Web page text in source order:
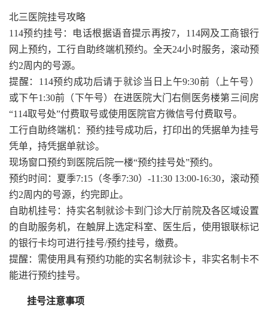
北三医院挂号攻略
114预约挂号：电话根据语音提示再按7，114网及工商银行
网上预约，工行自助终端机预约。全天24小时服务，滚动预
约2周内的号源。
提醒：114预约成功后请于就诊当日上午9:30前（上午号）
或下午1:30前（下午号）在进医院大门右侧医务楼第三间房
“114取号处”付费取号或使用医院官方微信号付费取号。
工行自助终端机：预约挂号成功后，打印出的凭据单为挂号
凭单，持凭据单就诊。
现场窗口预约到医院后院一楼“预约挂号处”预约。
预约时间：夏季7:15（冬季7:30）-11:30 13:00-16:30，滚动预
约2周内的号源，约完即止。
自助机挂号：持实名制就诊卡到门诊大厅前院及各区域设置
的自助服务机，在触屏上选定科室、医生后，使用银联标记
的银行卡均可进行挂号/预约挂号，缴费。
提醒：需使用具有预约功能的实名制就诊卡，非实名制卡不
能进行预约挂号。
挂号注意事项